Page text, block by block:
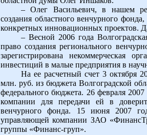
– Олег Васильевич, в нашем
создания областного венчурного
конкретных инновационных проектов.
– Весной 2006 года
право создания регионального
зарегистрирована некоммерческая
инвестиций в малые предприятия в
На ее расчетный счет 3 октября
млн. руб. из бюджета Волгоградской
федерального бюджета. 26 февраля
компании для передачи ей в
венчурного фонда. 15 июня 2007
управляющей компании ЗАО
группы «Финанс-груп».